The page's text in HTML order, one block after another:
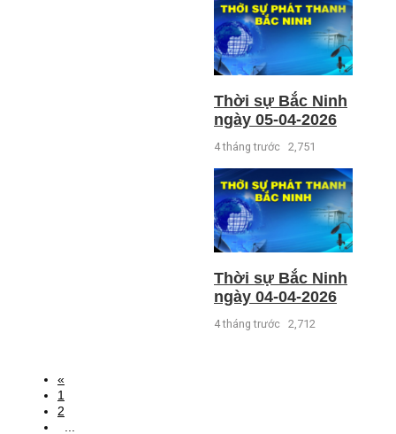
Thời sự Bắc Ninh
ngày 05-04-2026
4 tháng trước 2,751
Thời sự Bắc Ninh
ngày 04-04-2026
4 tháng trước 2,712
«
1
2